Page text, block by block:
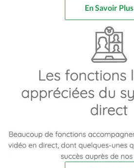
En Savoir Plus